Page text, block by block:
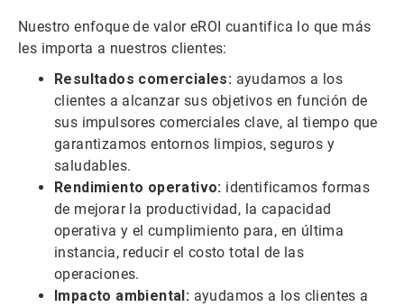
Nuestro enfoque de valor eROI cuantifica lo que más
les importa a nuestros clientes:
Resultados comerciales: ayudamos a los
clientes a alcanzar sus objetivos en función de
sus impulsores comerciales clave, al tiempo que
garantizamos entornos limpios, seguros y
saludables.
Rendimiento operativo: identificamos formas
de mejorar la productividad, la capacidad
operativa y el cumplimiento para, en última
instancia, reducir el costo total de las
operaciones.​​​​​​​
Impacto ambiental: ayudamos a los clientes a